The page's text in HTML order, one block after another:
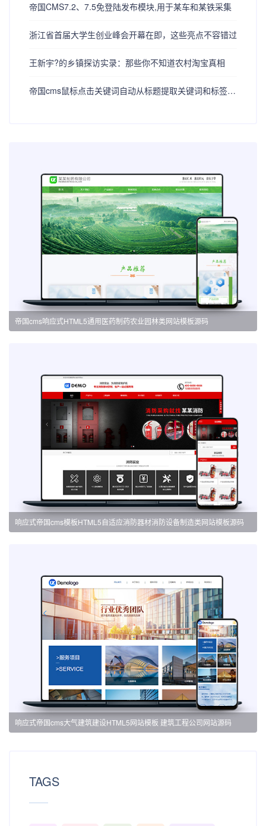
帝国CMS7.2、7.5免登陆发布模块,用于某车和某铁采集
浙江省首届大学生创业峰会开幕在即，这些亮点不容错过
王新宇?的乡镇探访实录：那些你不知道农村淘宝真相
帝国cms鼠标点击关键词自动从标题提取关键词和标签tag
帝国cms响应式HTML5通用医药制药农业园林类网站模板源码
响应式帝国cms模板HTML5自适应消防器材消防设备制造类网站模板源码
响应式帝国cms大气建筑建设HTML5网站模板 建筑工程公司网站源码
TAGS